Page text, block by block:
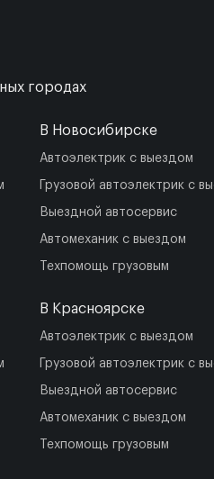
городах
В Новосибирске
Автоэлектрик с выездом
Грузовой автоэлектрик с
Выездной автосервис
Автомеханик с выездом
Техпомощь грузовым
В Красноярске
Автоэлектрик с выездом
Грузовой автоэлектрик с
Выездной автосервис
Автомеханик с выездом
Техпомощь грузовым